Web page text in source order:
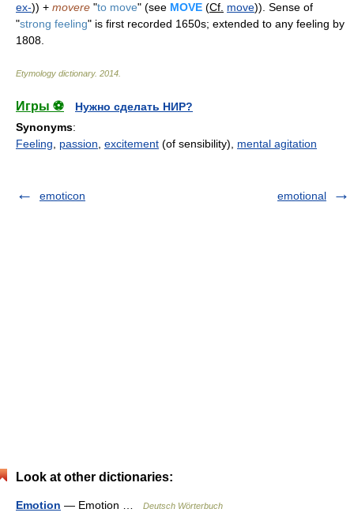
ex-)) + movere "to move" (see MOVE (Cf. move)). Sense of
"strong feeling" is first recorded 1650s; extended to any feeling by
1808.
Etymology dictionary. 2014
Игры ⚽
Нужно сделать НИР?
Synonyms:
Feeling
passion excitement (of sensibility), mental agitation
emoticon emotional
Look at other dictionaries:
Emotion — Emotion … Deutsch Wörterbuch